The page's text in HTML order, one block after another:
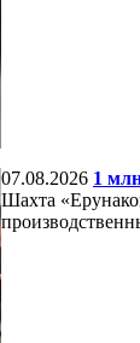
07.08.2026 1
Шахта